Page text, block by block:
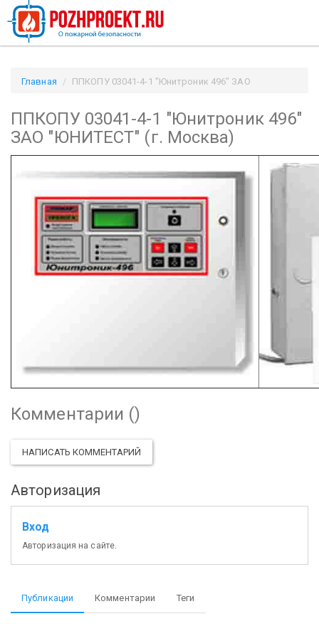
Главная
ППКОПУ 03041-4-1 "Юнитроник 496" ЗАО
ППКОПУ 03041-4-1 "Юнитроник 496"
ЗАО "ЮНИТЕСТ" (г. Москва)
Комментарии ()
НАПИСАТЬ КОММЕНТАРИЙ
Авторизация
Вход
Авторизация на сайте.
Публикации Комментарии Теги